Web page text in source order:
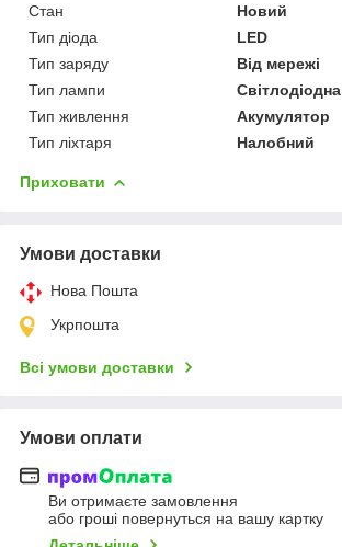
Стан
Новий
Тип діода
LED
Тип заряду
Від мережі
Тип лампи
Світлодіодна
Тип живлення
Акумулятор
Тип ліхтаря
Налобний
Приховати
Умови доставки
Нова Пошта
Укрпошта
Всі умови доставки
Умови оплати
Ви отримаєте замовлення
або гроші повернуться на вашу картку